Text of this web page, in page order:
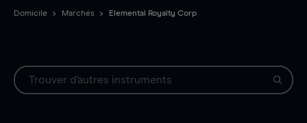
Domicile Marchés Elemental Royalty Corp